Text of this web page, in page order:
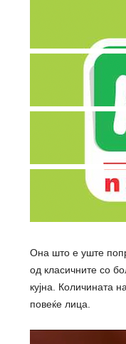
Она што е уште
од класичните со
кујна. Количината
повеќе лица.